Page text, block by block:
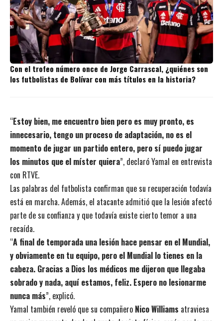
Con el trofeo número once de Jorge Carrascal, ¿quiénes son
los futbolistas de Bolívar con más títulos en la historia?
“Estoy bien, me encuentro bien pero es muy pronto, es
innecesario, tengo un proceso de adaptación, no es el
momento de jugar un partido entero, pero sí puedo jugar
los minutos que el míster quiera”, declaró Yamal en entrevista
con RTVE.
Las palabras del futbolista confirman que su recuperación todavía
está en marcha. Además, el atacante admitió que la lesión afectó
parte de su confianza y que todavía existe cierto temor a una
recaída.
“A final de temporada una lesión hace pensar en el Mundial,
y obviamente en tu equipo, pero el Mundial lo tienes en la
cabeza. Gracias a Dios los médicos me dijeron que llegaba
sobrado y nada, aquí estamos, feliz. Espero no lesionarme
nunca más”, explicó.
Yamal también reveló que su compañero Nico Williams atraviesa